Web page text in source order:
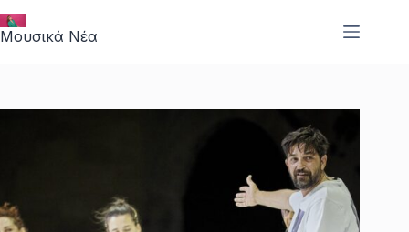
στο
περιεχόμενο
Μουσικά Νέα